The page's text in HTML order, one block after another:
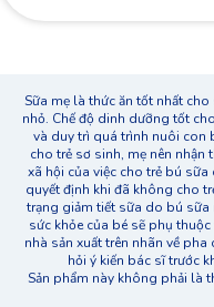
Sữa mẹ là thức ăn tốt nhất
nhỏ. Chế độ dinh dưỡng tốt
và duy trì quá trình nuôi con
cho trẻ sơ sinh, mẹ nên nhận
xã hội của việc cho trẻ bú
quyết định khi đã không cho
trạng giảm tiết sữa do bú sữa
sức khỏe của bé sẽ phụ
nhà sản xuất trên nhãn về
hỏi ý kiến bác sĩ trước
Sản phẩm này không phải là